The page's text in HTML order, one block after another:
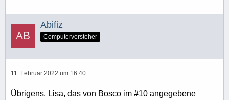
Abifiz
Computerversteher
11. Februar 2022 um 16:40
Übrigens, Lisa, das von Bosco im #10 angegebene